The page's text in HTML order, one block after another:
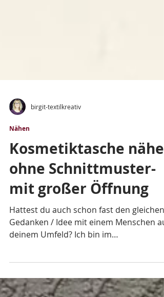
birgit-textilkreativ
Nähen
Kosmetiktasche nähen
ohne Schnittmuster-
Hattest du auch schon fast den gleichen
Gedanken / Idee mit einem Menschen
deinem Umfeld? Ich bin im